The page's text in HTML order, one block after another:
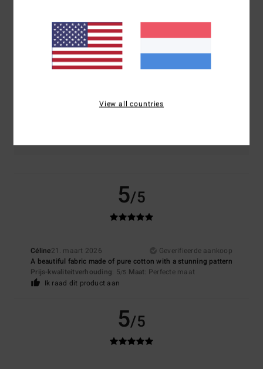
5.0
Maat
Materiaal
5/5
Céline21. maart 2026
Geverifieerde aankoop
A beautiful fabric made of pure cotton with a stunning pattern
Prijs-kwaliteitverhouding: 5/5 Maat: Perfecte maat
Ik raad dit product aan
5/5
View all countries